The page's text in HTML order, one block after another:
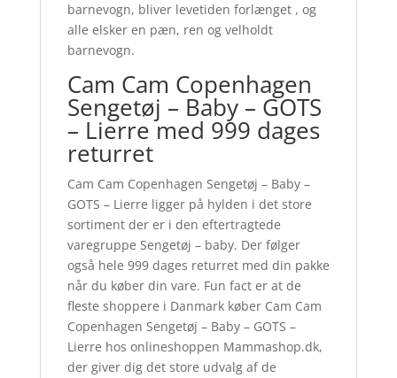
barnevogn, bliver levetiden forlænget , og
alle elsker en pæn, ren og velholdt
barnevogn.
Cam Cam Copenhagen
Sengetøj – Baby – GOTS
– Lierre med 999 dages
returret
Cam Cam Copenhagen Sengetøj – Baby –
GOTS – Lierre ligger på hylden i det store
sortiment der er i den eftertragtede
varegruppe Sengetøj – baby. Der følger
også hele 999 dages returret med din pakke
når du køber din vare. Fun fact er at de
fleste shoppere i Danmark køber Cam Cam
Copenhagen Sengetøj – Baby – GOTS –
Lierre hos onlineshoppen Mammashop.dk,
der giver dig det store udvalg af de